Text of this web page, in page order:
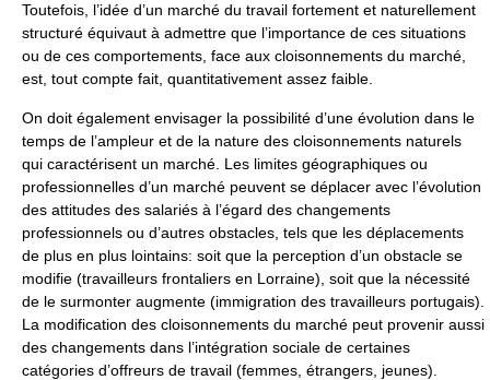
Toutefois, l’idée d’un marché du travail fortement et naturellement
structuré équivaut à admettre que l’importance de ces situations
ou de ces comportements, face aux cloisonnements du marché,
est, tout compte fait, quantitativement assez faible.
On doit également envisager la possibilité d’une évolution dans le
temps de l’ampleur et de la nature des cloisonnements naturels
qui caractérisent un marché. Les limites géographiques ou
professionnelles d’un marché peuvent se déplacer avec l’évolution
des attitudes des salariés à l’égard des changements
professionnels ou d’autres obstacles, tels que les déplacements
de plus en plus lointains: soit que la perception d’un obstacle se
modifie (travailleurs frontaliers en Lorraine), soit que la nécessité
de le surmonter augmente (immigration des travailleurs portugais).
La modification des cloisonnements du marché peut provenir aussi
des changements dans l’intégration sociale de certaines
catégories d’offreurs de travail (femmes, étrangers, jeunes).